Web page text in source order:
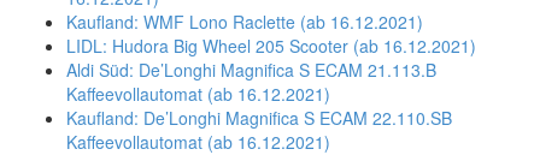
Kaufland: WMF Lono Raclette (ab 16.12.2021)
LIDL: Hudora Big Wheel 205 Scooter (ab 16.12.2021)
Aldi Süd: De’Longhi Magnifica S ECAM 21.113.B
Kaffeevollautomat (ab 16.12.2021)
Kaufland: De’Longhi Magnifica S ECAM 22.110.SB
Kaffeevollautomat (ab 16.12.2021)